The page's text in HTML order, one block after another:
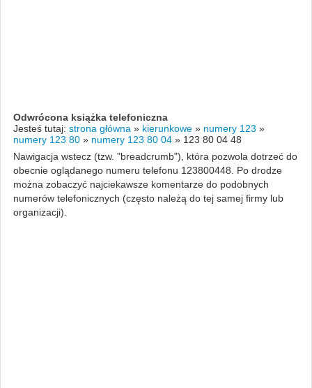
Odwrócona książka telefoniczna
Jesteś tutaj: strona główna » kierunkowe » numery 123 »
numery 123 80 » numery 123 80 04 » 123 80 04 48
Nawigacja wstecz (tzw. "breadcrumb"), która pozwola dotrzeć do
obecnie oglądanego numeru telefonu 123800448. Po drodze
można zobaczyć najciekawsze komentarze do podobnych
numerów telefonicznych (często należą do tej samej firmy lub
organizacji).